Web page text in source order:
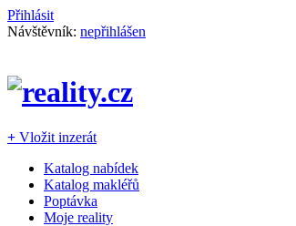
Přihlásit
Návštěvník: nepřihlášen
+ Vložit inzerát
Katalog nabídek
Katalog makléřů
Poptávka
Moje reality